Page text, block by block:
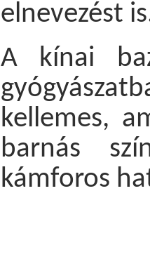
elnevezést
A kínai
kellemes,
barnás
kámforos